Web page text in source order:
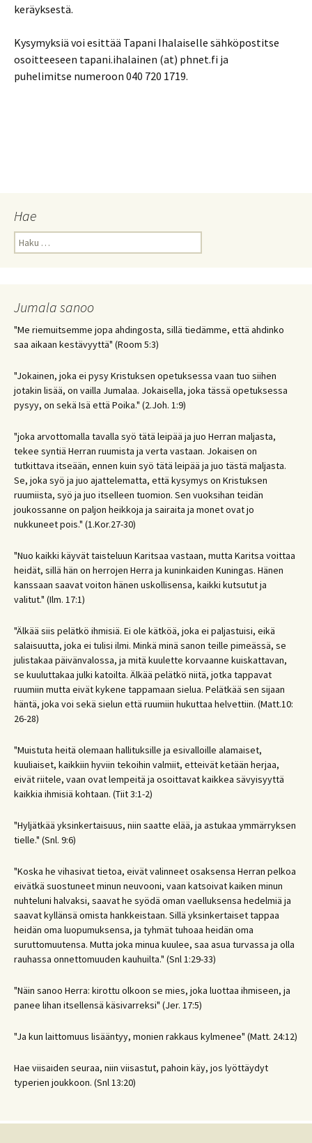
keräyksestä.
Kysymyksiä voi esittää Tapani Ihalaiselle sähköpostitse
osoitteeseen tapani.ihalainen (at) phnet.fi ja
puhelimitse numeroon 040 720 1719.
Hae
Haku:
Jumala sanoo
"Me riemuitsemme jopa ahdingosta, sillä tiedämme, että ahdinko
saa aikaan kestävyyttä" (Room 5:3)
"Jokainen, joka ei pysy Kristuksen opetuksessa vaan tuo siihen
jotakin lisää, on vailla Jumalaa. Jokaisella, joka tässä opetuksessa
pysyy, on sekä Isä että Poika." (2.Joh. 1:9)
"joka arvottomalla tavalla syö tätä leipää ja juo Herran maljasta,
tekee syntiä Herran ruumista ja verta vastaan. Jokaisen on
tutkittava itseään, ennen kuin syö tätä leipää ja juo tästä maljasta.
Se, joka syö ja juo ajattelematta, että kysymys on Kristuksen
ruumiista, syö ja juo itselleen tuomion. Sen vuoksihan teidän
joukossanne on paljon heikkoja ja sairaita ja monet ovat jo
nukkuneet pois." (1.Kor.27-30)
"Nuo kaikki käyvät taisteluun Karitsaa vastaan, mutta Karitsa voittaa
heidät, sillä hän on herrojen Herra ja kuninkaiden Kuningas. Hänen
kanssaan saavat voiton hänen uskollisensa, kaikki kutsutut ja
valitut." (Ilm. 17:1)
"Älkää siis pelätkö ihmisiä. Ei ole kätköä, joka ei paljastuisi, eikä
salaisuutta, joka ei tulisi ilmi. Minkä minä sanon teille pimeässä, se
julistakaa päivänvalossa, ja mitä kuulette korvaanne kuiskattavan,
se kuuluttakaa julki katoilta. Älkää pelätkö niitä, jotka tappavat
ruumiin mutta eivät kykene tappamaan sielua. Pelätkää sen sijaan
häntä, joka voi sekä sielun että ruumiin hukuttaa helvettiin. (Matt.10:
26-28)
"Muistuta heitä olemaan hallituksille ja esivalloille alamaiset,
kuuliaiset, kaikkiin hyviin tekoihin valmiit, etteivät ketään herjaa,
eivät riitele, vaan ovat lempeitä ja osoittavat kaikkea sävyisyyttä
kaikkia ihmisiä kohtaan. (Tiit 3:1-2)
"Hyljätkää yksinkertaisuus, niin saatte elää, ja astukaa ymmärryksen
tielle." (Snl. 9:6)
"Koska he vihasivat tietoa, eivät valinneet osaksensa Herran pelkoa
eivätkä suostuneet minun neuvooni, vaan katsoivat kaiken minun
nuhteluni halvaksi, saavat he syödä oman vaelluksensa hedelmiä ja
saavat kyllänsä omista hankkeistaan. Sillä yksinkertaiset tappaa
heidän oma luopumuksensa, ja tyhmät tuhoaa heidän oma
suruttomuutensa. Mutta joka minua kuulee, saa asua turvassa ja olla
rauhassa onnettomuuden kauhuilta." (Snl 1:29-33)
"Näin sanoo Herra: kirottu olkoon se mies, joka luottaa ihmiseen, ja
panee lihan itsellensä käsivarreksi" (Jer. 17:5)
"Ja kun laittomuus lisääntyy, monien rakkaus kylmenee" (Matt. 24:12)
Hae viisaiden seuraa, niin viisastut, pahoin käy, jos lyöttäydyt
typerien joukkoon. (Snl 13:20)